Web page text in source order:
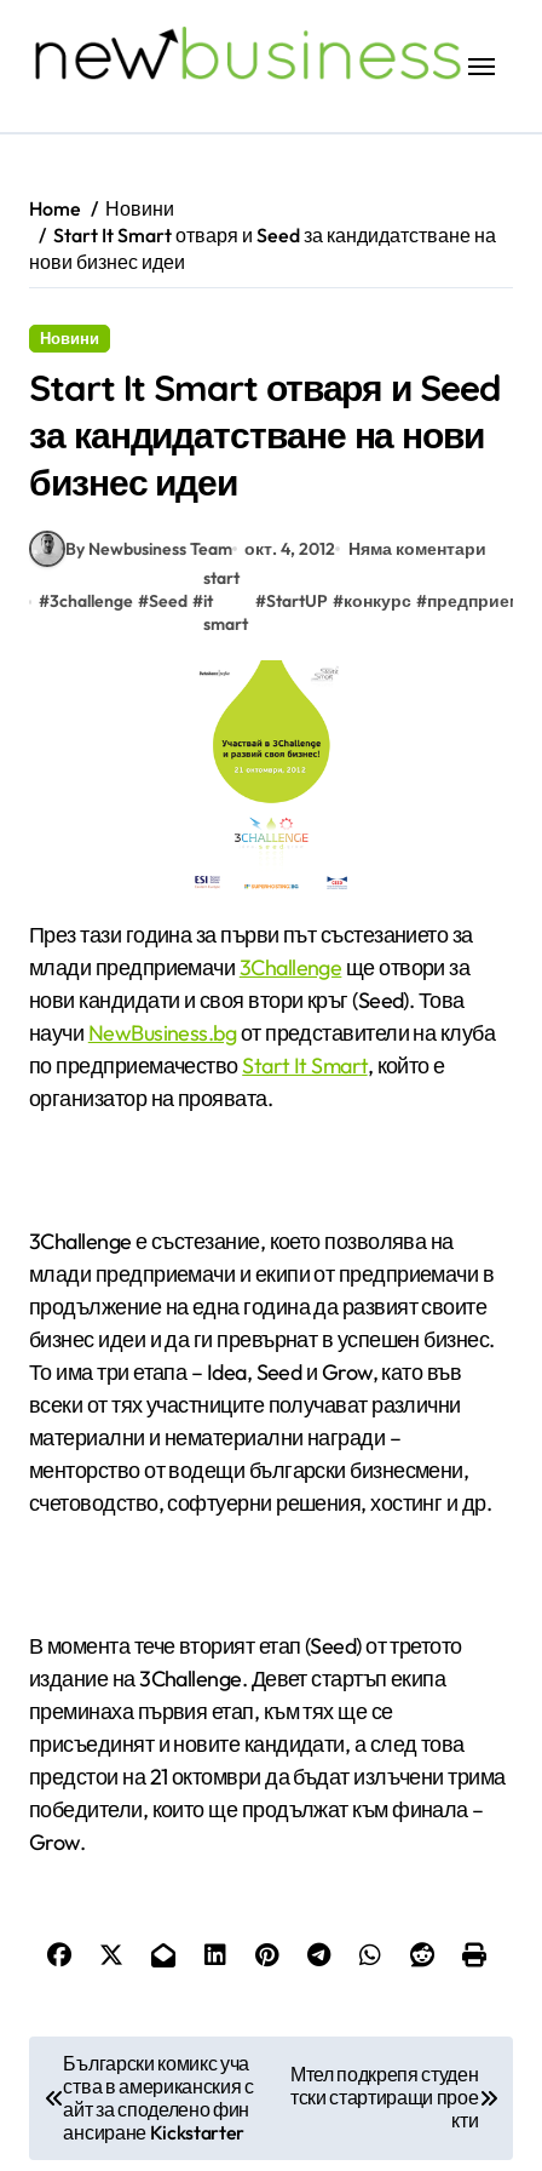
Home
Новини
Start It Smart отваря и Seed за кандидатстване на
нови бизнес идеи
Новини
Start It Smart отваря и Seed
за кандидатстване на нови
бизнес идеи
By Newbusiness Team окт. 4, 2012 Няма коментари
#3challenge #Seed #
start
it
smart
#StartUP #конкурс #предприемач
През тази година за първи път състезанието за
млади предприемачи3Challenge ще отвори за
нови кандидати и своя втори кръг (Seed). Това
научи NewBusiness.bgот представители на клуба
по предприемачествоStart It Smart, който е
организатор на проявата.
3Challenge е състезание, което позволява на
млади предприемачи и екипи от предприемачи в
продължение на една година да развият своите
бизнес идеи и да ги превърнат в успешен бизнес.
То има три етапа – Idea, Seed и Grow, като във
всеки от тях участниците получават различни
материални и нематериални награди –
менторство от водещи български бизнесмени,
счетоводство, софтуерни решения, хостинг и др.
В момента тече вторият етап (Seed) от третото
издание на 3Challenge. Девет стартъп екипа
преминаха първия етап, към тях ще се
присъединят и новите кандидати, а след това
предстои на 21 октомври да бъдат излъчени трима
победители, които ще продължат към финала –
Grow.
Български комикс уча
ства в американския с
айт за споделено фин
ансиране Kickstarter
Мтел подкрепя студен
тски стартиращи прое
кти